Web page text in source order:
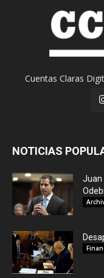
Cuentas Claras
NOTICIAS
Juan